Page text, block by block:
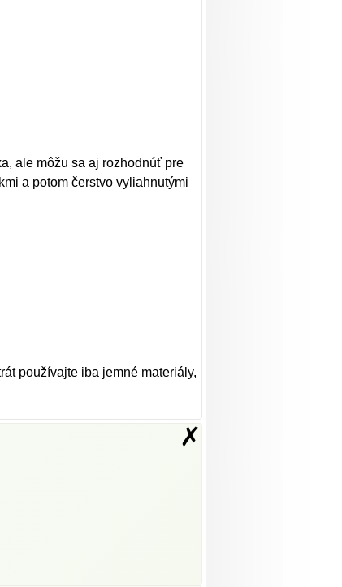
ale môžu sa aj rozhodnúť pre
a potom čerstvo vyliahnutými
používajte iba jemné materiály,
✗